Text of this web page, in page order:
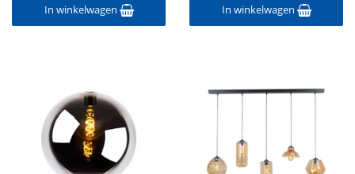
In winkelwagen In winkelwagen